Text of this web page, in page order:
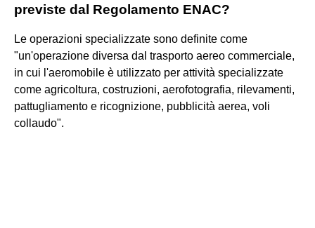
previste dal Regolamento ENAC?
Le operazioni specializzate sono definite come
"un'operazione diversa dal trasporto aereo commerciale,
in cui l'aeromobile è utilizzato per attività specializzate
come agricoltura, costruzioni, aerofotografia, rilevamenti,
pattugliamento e ricognizione, pubblicità aerea, voli
collaudo".